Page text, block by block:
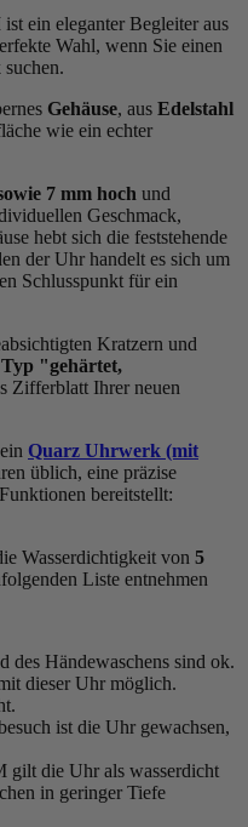
ein eleganter Begleiter aus
Wahl, wenn Sie einen
Gehäuse, aus Edelstahl
wie ein echter
7 mm hoch und
Geschmack,
hebt sich die feststehende
der Uhr handelt es sich um
Schlusspunkt für ein
Kratzern und
"gehärtet,
Zifferblatt Ihrer neuen
Quarz Uhrwerk (mit
üblich, eine präzise
bereitstellt:
Wasserdichtigkeit von 5
Liste entnehmen
des Händewaschens sind ok.
dieser Uhr möglich.
ist die Uhr gewachsen,
gilt die Uhr als wasserdicht
in geringer Tiefe